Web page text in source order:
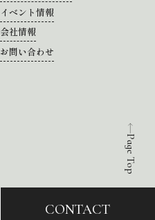
CONTACT
Page Top
イベント情報
会社情報
お問い合わせ